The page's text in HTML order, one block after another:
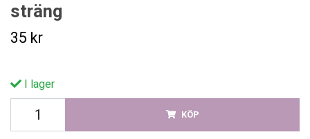
sträng
35 kr
I lager
KÖP